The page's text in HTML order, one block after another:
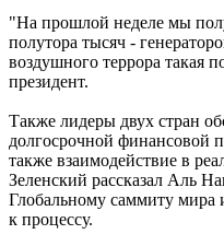
"На прошлой неделе мы
полутора тысяч -
воздушного террора такая
президент.
Также лидеры двух стран
долгосрочной финансовой
также взаимодействие в
Зеленский рассказал Аль
Глобальному саммиту
к процессу.